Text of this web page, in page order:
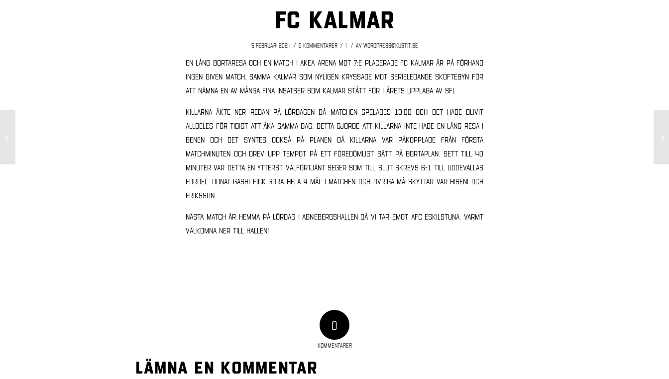
FC Kalmar
5 februari 2024 / 0 Kommentarer / i / av wordpress@kustit.se
En lång bortaresa och en match i Akea Arena mot 7:e placerade FC Kalmar är på förhand
ingen given match. Samma Kalmar som nyligen kryssade mot serieledande Skoftebyn för
att nämna en av många fina insatser som Kalmar stått för i årets upplaga av SFL.
Killarna åkte ner redan på lördagen då matchen spelades 13:00 och det hade blivit
alldeles för tidigt att åka samma dag. Detta gjorde att killarna inte hade en lång resa i
benen och det syntes också på planen då killarna var påkopplade från första
matchminuten och drev upp tempot på ett föredömligt sätt på bortaplan. Sett till 40
minuter var detta en ytterst välförtjänt seger som till slut skrevs 6-1 till Uddevallas
fördel. Donat Gashi fick göra hela 4 mål i matchen och övriga målskyttar var Hiseni och
Eriksson.
Nästa match är hemma på lördag i Agnebergshallen då vi tar emot AFC Eskilstuna. Varmt
välkomna ner till hallen!
0
KOMMENTARER
Lämna en kommentar